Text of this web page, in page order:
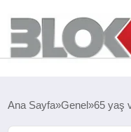
Ana Sayfa Genel 65 yaş